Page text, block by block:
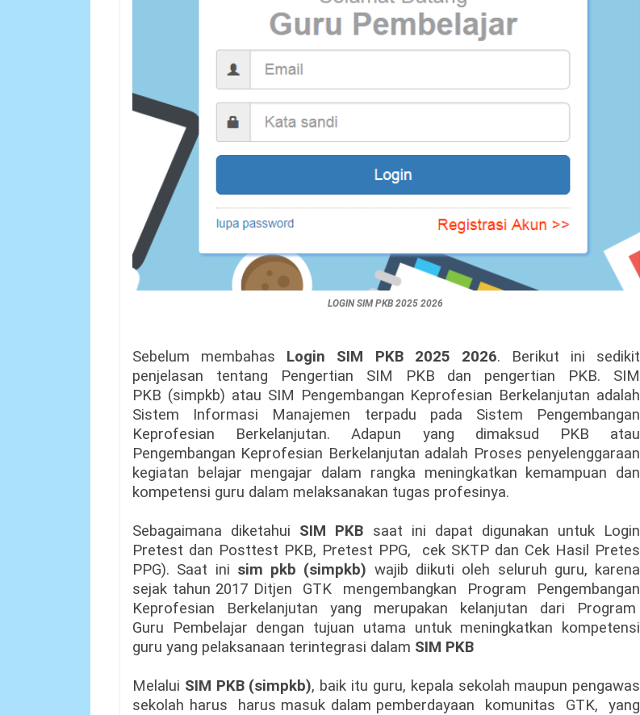
LOGIN SIM PKB 2025 2026
Sebelum membahas Login SIM PKB 2025 2026. Berikut ini sedikit
penjelasan tentang Pengertian SIM PKB dan pengertian PKB. SIM
PKB (simpkb) atau SIM Pengembangan Keprofesian Berkelanjutan adalah
Sistem Informasi Manajemen terpadu pada Sistem Pengembangan
Keprofesian Berkelanjutan. Adapun yang dimaksud PKB atau
Pengembangan Keprofesian Berkelanjutan adalah Proses penyelenggaraan
kegiatan belajar mengajar dalam rangka meningkatkan kemampuan dan
kompetensi guru dalam melaksanakan tugas profesinya.
Sebagaimana diketahui SIM PKB saat ini dapat digunakan untuk Login
Pretest dan Posttest PKB, Pretest PPG, cek SKTP dan Cek Hasil Pretes
PPG). Saat ini sim pkb (simpkb) wajib diikuti oleh seluruh guru, karena
sejak tahun 2017 Ditjen GTK mengembangkan Program Pengembangan
Keprofesian Berkelanjutan yang merupakan kelanjutan dari Program
Guru Pembelajar dengan tujuan utama untuk meningkatkan kompetensi
guru yang pelaksanaan terintegrasi dalam SIM PKB
Melalui SIM PKB (simpkb), baik itu guru, kepala sekolah maupun pengawas
sekolah harus harus masuk dalam pemberdayaan komunitas GTK, yang